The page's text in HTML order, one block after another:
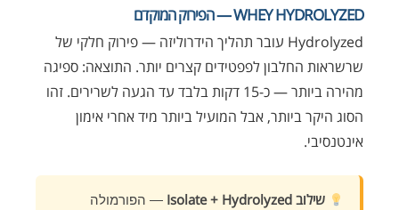
WHEY HYDROLYZED — הפירוק המוקדם
Hydrolyzed עובר תהליך הידרוליזה — פירוק חלקי של
שרשראות החלבון לפפטידים קצרים יותר. התוצאה: ספיגה
מהירה ביותר — כ-15 דקות בלבד עד הגעה לשרירים. זהו
הסוג היקר ביותר, אבל המועיל ביותר מיד אחרי אימון
אינטנסיבי.
שילוב Isolate + Hydrolyzed
— הפורמולה